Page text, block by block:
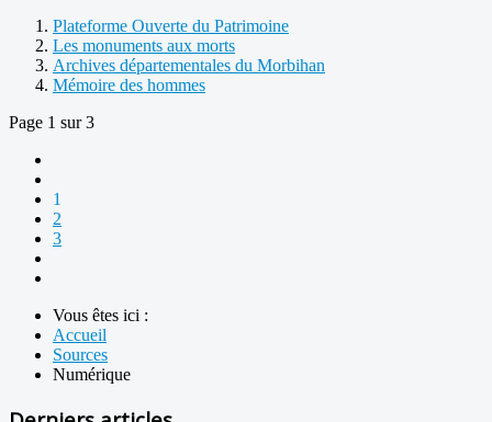
Plateforme Ouverte du Patrimoine
Les monuments aux morts
Archives départementales du Morbihan
Mémoire des hommes
Page 1 sur 3
1
2
3
Vous êtes ici :
Accueil
Sources
Numérique